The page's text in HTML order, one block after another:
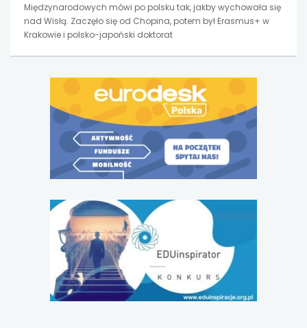
Międzynarodowych mówi po polsku tak, jakby wychowała się
nad Wisłą. Zaczęło się od Chopina, potem był Erasmus+ w
Krakowie i polsko-japoński doktorat
otwiera
się